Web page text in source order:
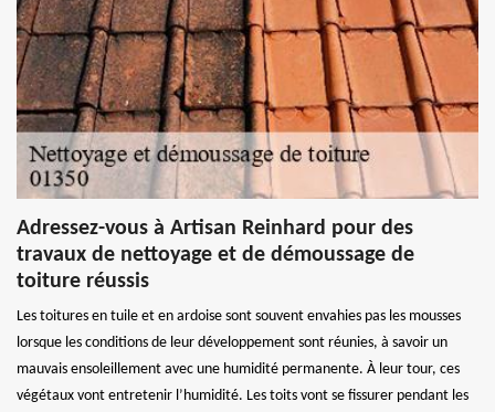
Adressez-vous à Artisan Reinhard pour des
travaux de nettoyage et de démoussage de
toiture réussis
Les toitures en tuile et en ardoise sont souvent envahies pas les mousses
lorsque les conditions de leur développement sont réunies, à savoir un
mauvais ensoleillement avec une humidité permanente. À leur tour, ces
végétaux vont entretenir l’humidité. Les toits vont se fissurer pendant les